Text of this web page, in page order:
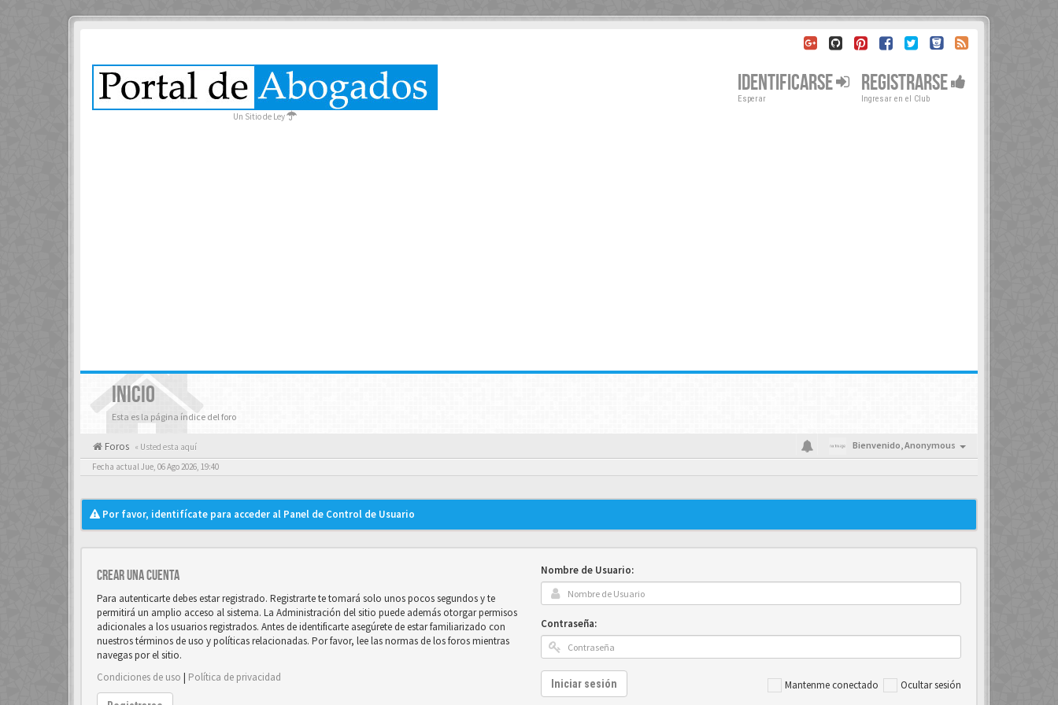
Un Sitio de Ley
IDENTIFICARSE
Esperar
REGISTRARSE
Ingresar en el Club
INICIO
Esta es la página índice del foro
Foros « Usted esta aquí Bienvenido,Anonymous
Fecha actual Jue, 06 Ago 2026, 19:40
Por favor, identifícate para acceder al Panel de Control de Usuario
Crear una cuenta
Para autenticarte debes estar registrado. Registrarte te tomará solo unos pocos segundos y te
permitirá un amplio acceso al sistema. La Administración del sitio puede además otorgar permisos
adicionales a los usuarios registrados. Antes de identificarte asegúrete de estar familiarizado con
nuestros términos de uso y políticas relacionadas. Por favor, lee las normas de los foros mientras
navegas por el sitio.
Condiciones de uso | Política de privacidad
Nombre de Usuario:
Contraseña:
Mantenme conectado Ocultar sesión
Iniciar sesión